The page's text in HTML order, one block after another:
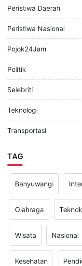
Peristiwa Daerah
Peristiwa Nasional
Pojok24Jam
Politik
Selebriti
Teknologi
Transportasi
TAG
Banyuwangi
Olahraga
Wisata Nasional
Kesehatan